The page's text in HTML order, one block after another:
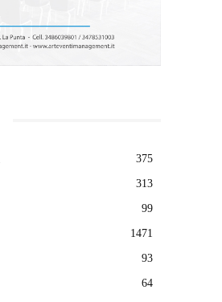
375
313
99
1471
93
64